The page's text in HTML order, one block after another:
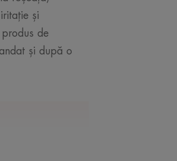
și
de
și după o